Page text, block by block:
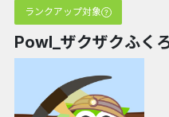
ランクアップ対象
Powl_ザクザクふく